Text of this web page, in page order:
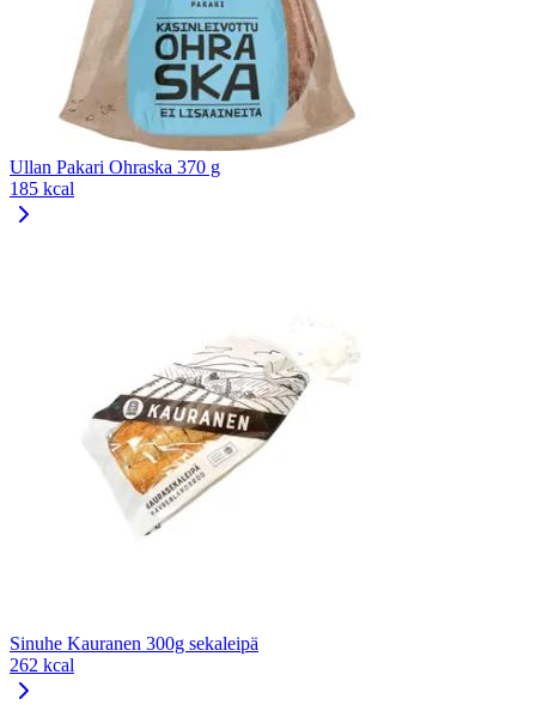
Ullan Pakari Ohraska 370 g
185 kcal
Sinuhe Kauranen 300g sekaleipä
262 kcal